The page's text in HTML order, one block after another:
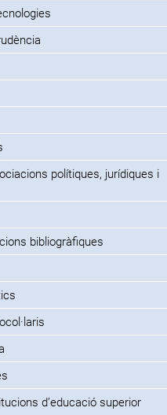
polítiques, jurídiques i
bibliogràfiques
d’educació superior